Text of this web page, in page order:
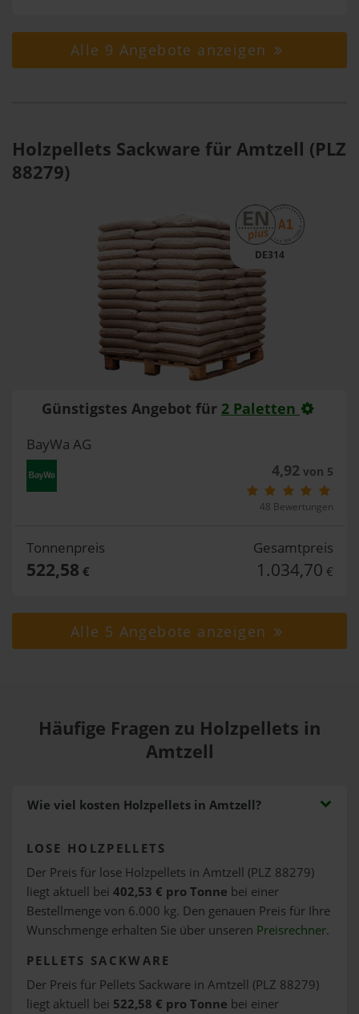
Alle 9 Angebote anzeigen
Holzpellets Sackware für Amtzell (PLZ
88279)
DE314
Günstigstes Angebot für 2 Paletten
BayWa AG
4,92von 5
48 Bewertungen
Tonnenpreis
522,58 €
Gesamtpreis
1.034,70 €
Alle 5 Angebote anzeigen
Häufige Fragen zu Holzpellets in
Amtzell
Wie viel kosten Holzpellets in Amtzell?
LOSE HOLZPELLETS
Der Preis für lose Holzpellets in Amtzell (PLZ 88279)
liegt aktuell bei 402,53 € pro Tonne bei einer
Bestellmenge von 6.000 kg. Den genauen Preis für Ihre
Wunschmenge erhalten Sie über unseren Preisrechner.
PELLETS SACKWARE
Der Preis für Pellets Sackware in Amtzell (PLZ 88279)
liegt aktuell bei 522,58 € pro Tonne bei einer